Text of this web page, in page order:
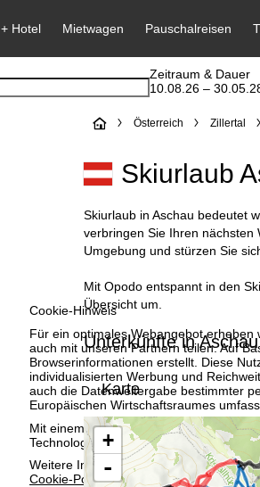
Cookie-Hinweis
Für ein optimales Webangebot erheben
auch mit unseren Partnern teilen. Auf
Browserinformationen erstellt. Diese
individualisierten Werbung und
auch die Datenweitergabe bestimmter
Europäischen Wirtschaftsraumes
Mit einem Klick auf
Zustimmen
Technologien. Wenn Sie
Ablehnen
Weitere Informationen zur
Cookie-Policy.
Zeitraum & Dauer
10.08.26 –
S
t
r
s
e
i
t
e
Österreich Zillertal
Skiurlaub
Skiurlaub in Aschau bedeutet
verbringen Sie Ihren nächsten
Umgebung und stürzen Sie
Mit Opodo entspannt in den
Übersicht um.
Unterkünfte in Aschau
Karte
+
-